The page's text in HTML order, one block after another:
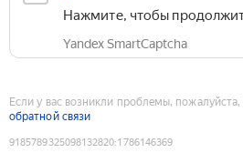
Нажмите, чтобы
Yandex SmartCaptcha
Если у вас возникли проблемы, пожалуйста,
обратной связи
9185789325098132820:1786146369